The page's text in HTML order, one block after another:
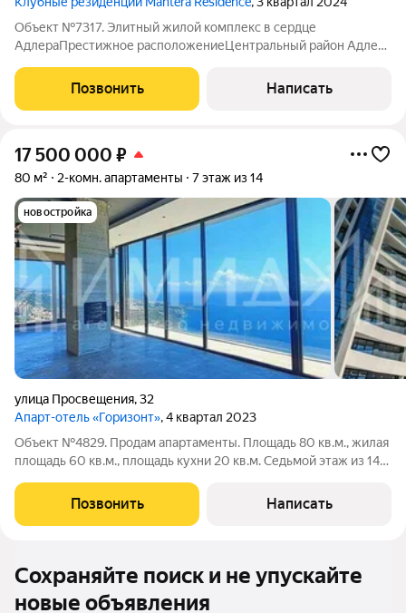
Объект №7317. Элитный жилой комплекс в сердце
АдлераПрестижное расположениеЦентральный район Адлера
шаговой доступности50 метров до набережной с
оборудованными пляжамиТорговые центры и центральный
Позвонить Написать
17 500 000 ₽
80 м² 2-комн. апартаменты 7 этаж из 14
новостройка
улица Просвещения,32
Апарт-отель «Горизонт», 4 квартал 2023
Объект №4829. Продам апартаменты. Площадь 80 кв.м., жилая
площадь 60 кв.м., площадь кухни 20 кв.м. Седьмой этаж из 14
есть балкон и лоджия, раздельный санузел, пассажирский и
грузовой лифт.
Позвонить Написать
Сохраняйте поиск и не упускайте
новые объявления